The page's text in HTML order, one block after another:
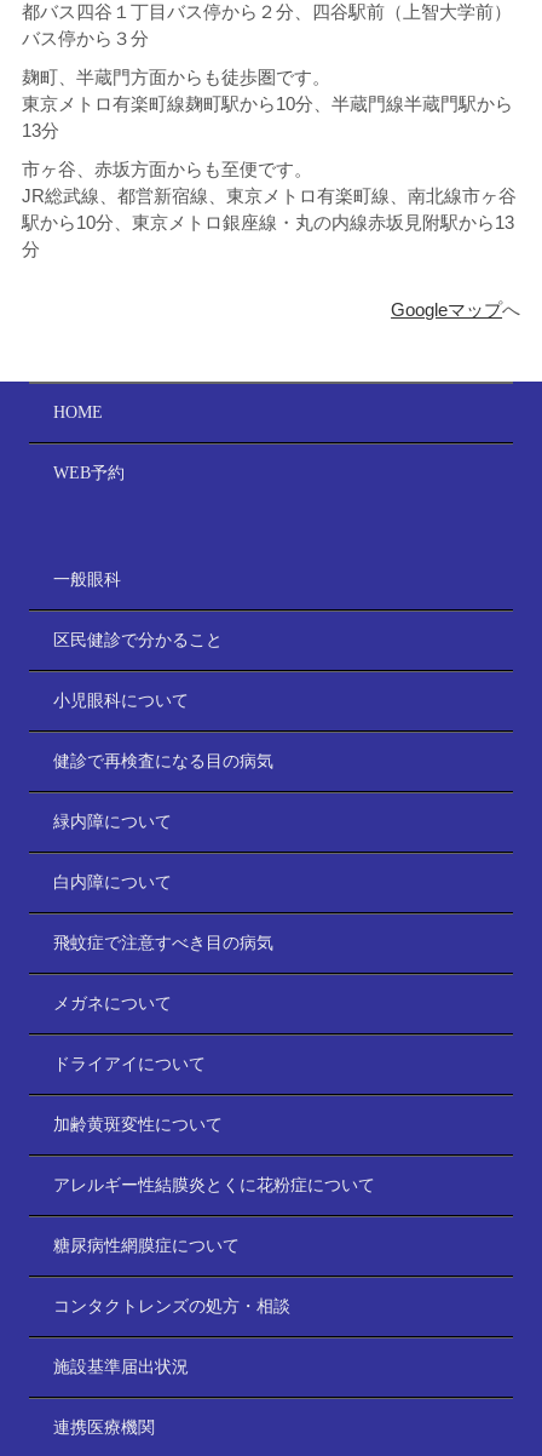
都バス四谷１丁目バス停から２分、四谷駅前（上智大学前）
バス停から３分
麹町、半蔵門方面からも徒歩圏です。
東京メトロ有楽町線麹町駅から10分、半蔵門線半蔵門駅から
13分
市ヶ谷、赤坂方面からも至便です。
JR総武線、都営新宿線、東京メトロ有楽町線、南北線市ヶ谷
駅から10分、東京メトロ銀座線・丸の内線赤坂見附駅から13
分
Googleマップへ
HOME
WEB予約
一般眼科
区民健診で分かること
小児眼科について
健診で再検査になる目の病気
緑内障について
白内障について
飛蚊症で注意すべき目の病気
メガネについて
ドライアイについて
加齢黄斑変性について
アレルギー性結膜炎とくに花粉症について
糖尿病性網膜症について
コンタクトレンズの処方・相談
施設基準届出状況
連携医療機関